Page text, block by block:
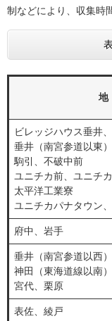
制などにより、収集時
ビレッジハウス垂井、
垂井（南宮参道以東）
駒引、不破中前
ユニチカ前、ユニチ
太平洋工業寮
ユニチカパナタウン
府中、岩手
垂井（南宮参道以西）
神田（東海道線以南）
宮代、栗原
表佐、綾戸